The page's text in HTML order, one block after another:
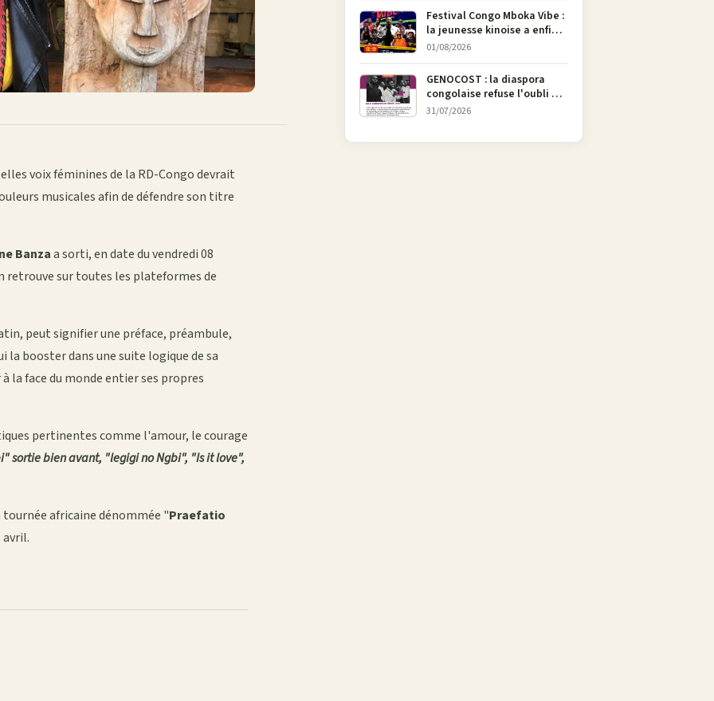
voix féminines de la RD-Congo devrait
musicales afin de défendre son titre
Banzaa sorti, en date du vendredi 08
retrouve sur toutes les plateformes de
peut signifier une préface, préambule,
booster dans une suite logique de sa
la face du monde entier ses propres
pertinentes comme l'amour, le courage
sortie bien avant, "legigi no Ngbi", "Is it love",
africaine dénommée "Praefatio
avril.
Festival Congo Mboka Vibe :
la jeunesse kinoise a enfin
sa plateforme de culture
01/08/2026
GENOCOST : la diaspora
congolaise refuse l'oubli et
lance une campagne pour
31/07/2026